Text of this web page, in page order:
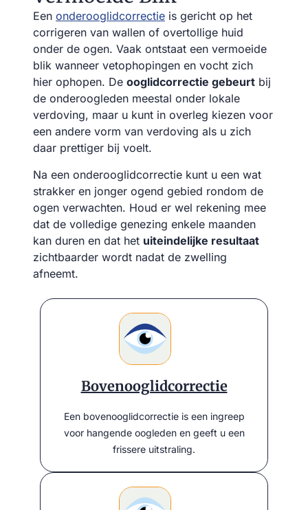
Een onderooglidcorrectie is gericht op het
corrigeren van wallen of overtollige huid
onder de ogen. Vaak ontstaat een vermoeide
blik wanneer vetophopingen en vocht zich
hier ophopen. De ooglidcorrectie gebeurt bij
de onderoogleden meestal onder lokale
verdoving, maar u kunt in overleg kiezen voor
een andere vorm van verdoving als u zich
daar prettiger bij voelt.
Na een onderooglidcorrectie kunt u een wat
strakker en jonger ogend gebied rondom de
ogen verwachten. Houd er wel rekening mee
dat de volledige genezing enkele maanden
kan duren en dat het uiteindelijke resultaat
zichtbaarder wordt nadat de zwelling
afneemt.
Bovenooglidcorrectie
Een bovenooglidcorrectie is een ingreep
voor hangende oogleden en geeft u een
frissere uitstraling.